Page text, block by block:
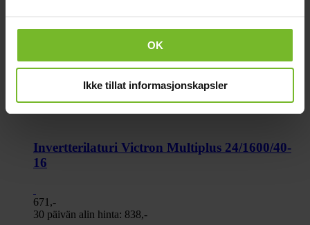
OK
Ikke tillat informasjonskapsler
Invertterilaturi Victron Multiplus 24/1600/40-
16
671,-
30 päivän alin hinta: 838,-